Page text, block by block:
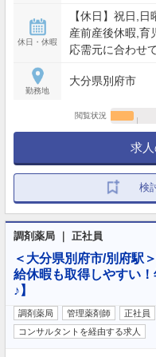
休日・休暇
【休日】祝日,
産前産後休暇,
応需元に合わせ
勤務地
大分県別府市
閲覧状況
求
検
調剤薬局 ｜ 正社員
＜大分県別府市/別府駅
給休暇も取得しやすい
♪】
調剤薬局 管理薬剤師 正社員
コンサルタントを経由する求人